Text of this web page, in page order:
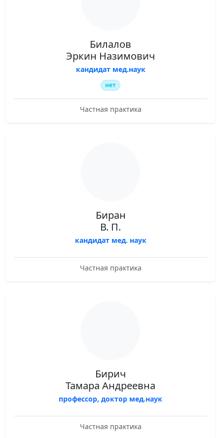
Билалов
Эркин Назимович
кандидат мед.наук
нет
Частная практика
Биран
В. П.
кандидат мед. наук
Частная практика
Бирич
Тамара Андреевна
профессор, доктор мед.наук
Частная практика